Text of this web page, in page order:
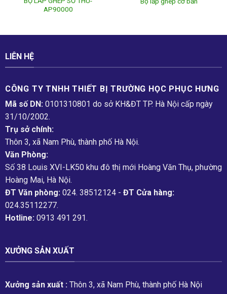
AP90000
LIÊN HỆ
CÔNG TY TNHH THIẾT BỊ TRƯỜNG HỌC PHỤC H­ƯNG
Mã số DN: 0101310801 do sở KH&ĐT TP. Hà Nội cấp ngày
31/10/2002.
Trụ sở chính:
Thôn 3, xã Nam Phù, thành phố Hà Nội.
Văn Phòng:
Số 38 Louis XVI-LK50 khu đô thị mới Hoàng Văn Thụ, phường
Hoàng Mai, Hà Nội.
ĐT Văn phòng:024. 38512124 - ĐT Cửa hàng:
024.35112277.
Hotline:0913 491 291.
XƯỞNG SẢN XUẤT
Xưởng sản xuất :Thôn 3, xã Nam Phù, thành phố Hà Nội